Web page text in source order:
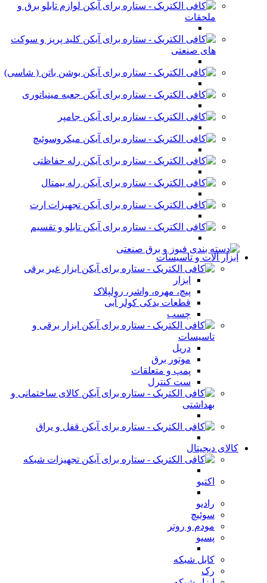
لوازم تابلو برق و
ملحقات
کلید پریز و سوکت
های صنعتی
بوشن باتن ( شاسی)
جعبه مینیاتوری
جامپر
میکروسوئیچ
رله حفاظتی
رله بیمتال
تجهیزات ارت
تابلو و تقسیم
ابزار آلات و تاسیسات
ابزار غیر برقی
ابزار
پیچ، مهره، واشر، رولپلاک
قطعات یدکی کولر آبی
چسب
ابزار برقی و
تاسیسات
دریل
موتور برق
پمپ و متعلقات
ست کنترل
کالای ساختمانی و
بهداشتی
قفل و یراق
کالای دیجیتال
تجهیزات شبکه
اکتیو
رادیو
سوئیچ
مودم و روتر
پسیو
کابل شبکه
رک